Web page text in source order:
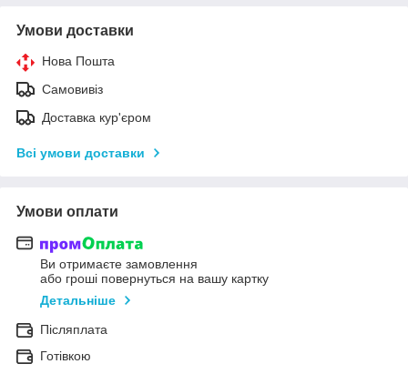
Умови доставки
Нова Пошта
Самовивіз
Доставка кур'єром
Всі умови доставки
Умови оплати
Ви отримаєте замовлення
або гроші повернуться на вашу картку
Детальніше
Післяплата
Готівкою